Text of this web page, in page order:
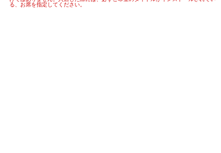
る、お席を指定してください。